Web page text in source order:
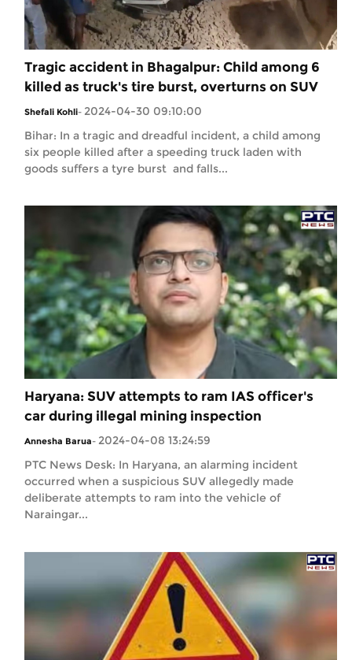
Tragic accident in Bhagalpur: Child among 6
killed as truck's tire burst, overturns on SUV
Shefali Kohli- 2024-04-30 09:10:00
Bihar: In a tragic and dreadful incident, a child among
six people killed after a speeding truck laden with
goods suffers a tyre burst and falls...
Haryana: SUV attempts to ram IAS officer's
car during illegal mining inspection
Annesha Barua- 2024-04-08 13:24:59
PTC News Desk: In Haryana, an alarming incident
occurred when a suspicious SUV allegedly made
deliberate attempts to ram into the vehicle of
Naraingar...